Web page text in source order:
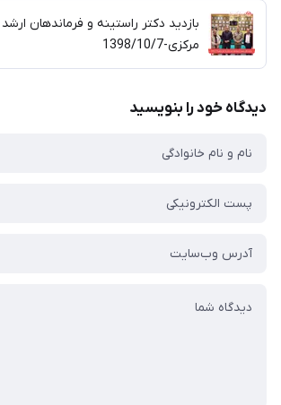
بازدید دکتر راستینه و فرماندهان
مرکزی-1398/10/7
دیدگاه خود را بنویسید